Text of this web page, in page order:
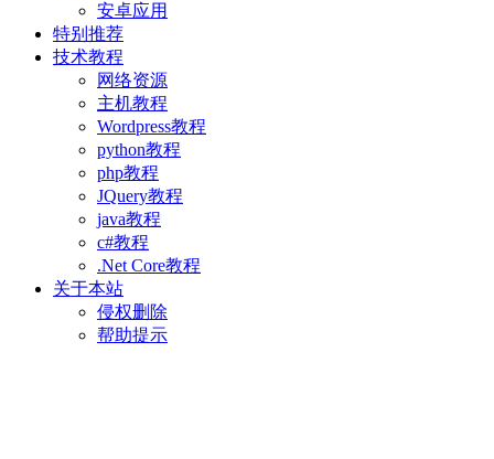
安卓应用
特别推荐
技术教程
网络资源
主机教程
Wordpress教程
python教程
php教程
JQuery教程
java教程
c#教程
.Net Core教程
关于本站
侵权删除
帮助提示